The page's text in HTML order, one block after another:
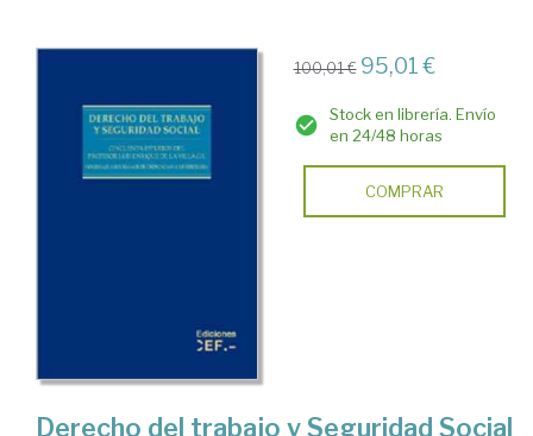
100,01 € 95,01 €
Stock en librería. Envío
en 24/48 horas
COMPRAR
Derecho del trabajo y Seguridad Social